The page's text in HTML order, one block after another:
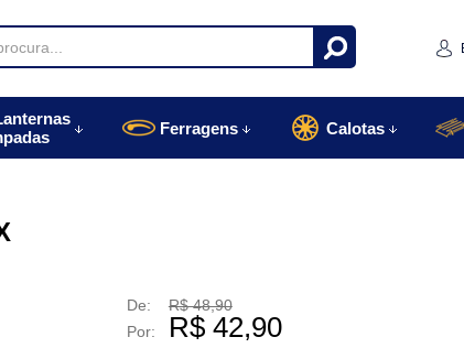
Ferragens Calotas
De:
R$ 48,90
Por:
R$ 42,90